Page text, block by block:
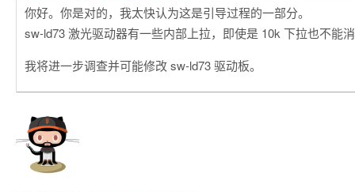
你好。你是对的，我太快认为这是引导过程的一部分。
sw-ld73 激光驱动器有一些内部上拉，即使是 10k 下拉也不能
我将进一步调查并可能修改 sw-ld73 驱动板。